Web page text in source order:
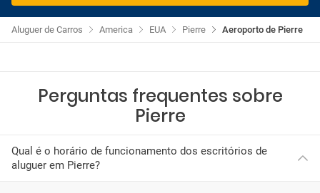
Aeroporto de Pierre
Pierre
EUA
America
Aluguer de Carros
Perguntas frequentes sobre
Pierre
Qual é o horário de funcionamento dos escritórios de
aluguer em Pierre?